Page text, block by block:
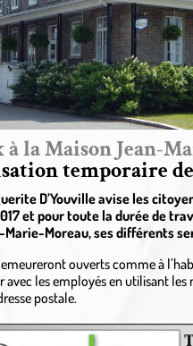
la Maison Jean-
temporaire
D’Youville avise les
et pour toute la durée de
Marie-Moreau, ses différents
ouverts comme à
les employés en utilisant
postale.